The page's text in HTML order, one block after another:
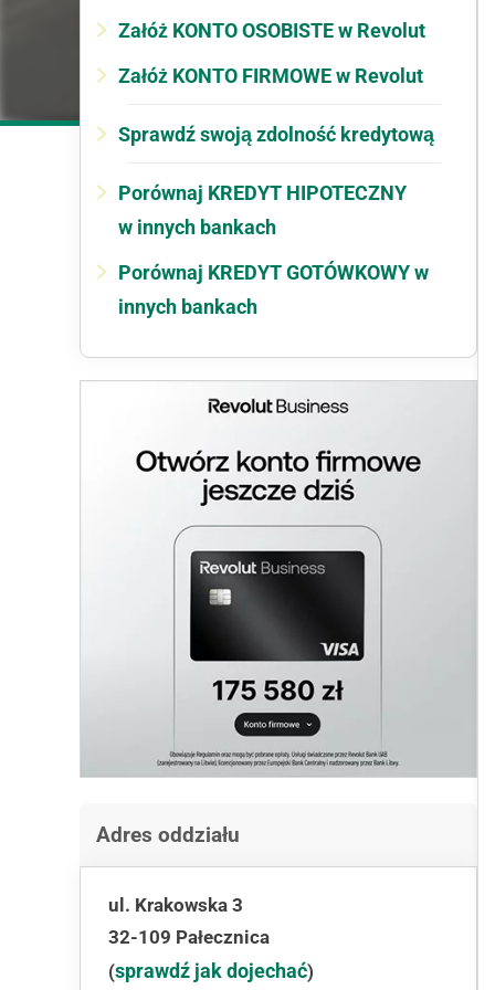
Załóż KONTO OSOBISTE w Revolut
Załóż KONTO FIRMOWE w Revolut
Sprawdź swoją zdolność kredytową
Porównaj KREDYT HIPOTECZNY
w innych bankach
Porównaj KREDYT GOTÓWKOWY w
innych bankach
Adres oddziału
ul. Krakowska 3
32-109 Pałecznica
(sprawdź jak dojechać)